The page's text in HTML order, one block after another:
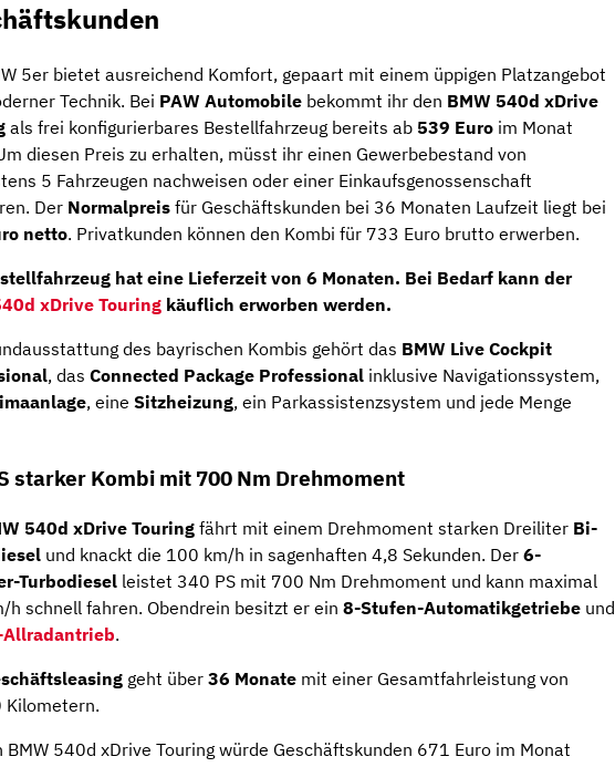
5er bietet ausreichend Komfort, gepaart mit einem üppigen Platzangebot
Technik. Bei PAW Automobile bekommt ihr den BMW 540d xDrive
als frei konfigurierbares Bestellfahrzeug bereits ab 539 Euro im Monat
diesen Preis zu erhalten, müsst ihr einen Gewerbebestand von
5 Fahrzeugen nachweisen oder einer Einkaufsgenossenschaft
Der Normalpreis für Geschäftskunden bei 36 Monaten Laufzeit liegt bei
netto. Privatkunden können den Kombi für 733 Euro brutto erwerben.
hat eine Lieferzeit von 6 Monaten. Bei Bedarf kann der
xDrive Touring käuflich erworben werden.
des bayrischen Kombis gehört das BMW Live Cockpit
, das Connected Package Professional inklusive Navigationssystem,
, eine Sitzheizung, ein Parkassistenzsystem und jede Menge
starker Kombi mit 700 Nm Drehmoment
540d xDrive Touring fährt mit einem Drehmoment starken Dreiliter Bi-
und knackt die 100 km/h in sagenhaften 4,8 Sekunden. Der 6-
Turbodiesel leistet 340 PS mit 700 Nm Drehmoment und kann maximal
h schnell fahren. Obendrein besitzt er ein 8-Stufen-Automatikgetriebe und
.
geht über 36 Monate mit einer Gesamtfahrleistung von
BMW 540d xDrive Touring würde Geschäftskunden 671 Euro im Monat